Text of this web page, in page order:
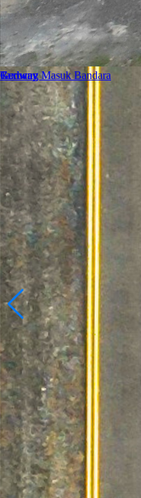
Gerbang Masuk Bandara
Runway
Taxiway